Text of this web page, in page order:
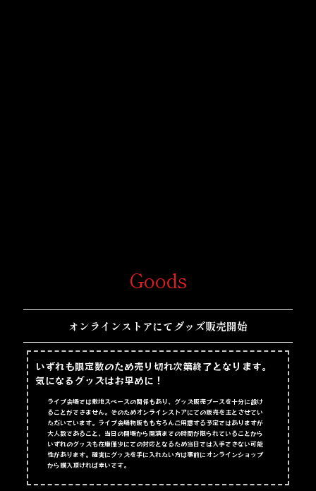
Goods
オンラインストアにてグッズ販売開始
いずれも限定数のため売り切れ次第終了となります。
気になるグッズはお早めに！
ライブ会場では敷地スペースの関係もあり、グッズ販売ブースを十分に設け
ることができません。そのためオンラインストアにての販売を主とさせてい
ただいています。ライブ会場物販ももちろんご用意する予定ではありますが
大人数であること、当日の開場から開演までの時間が限られていることから
いずれのグッズも在庫僅少にての対応となるため当日では入手できない可能
性があります。確実にグッズを手に入れたい方は事前にオンラインショップ
から購入頂ければ幸いです。